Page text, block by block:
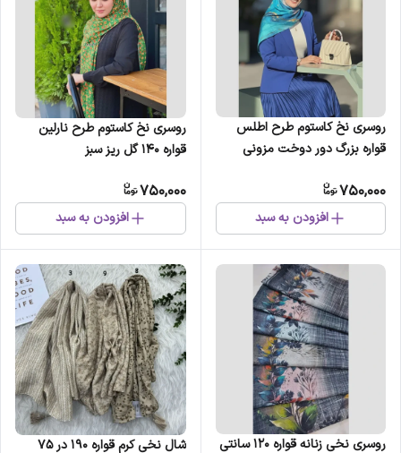
روسری نخ کاستوم طرح اطلس
قواره بزرگ دور دوخت مزونی
750,000
افزودن به سبد
روسری نخ کاستوم طرح نارلین
قواره 140 گل ریز سبز
750,000
افزودن به سبد
روسری نخی زنانه قواره 120 سانتی شال نخی کرم قواره 190 در 75